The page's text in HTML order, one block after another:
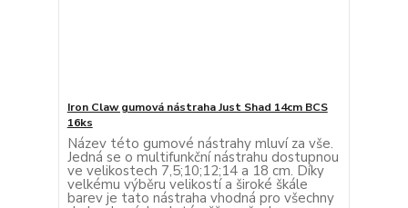
Iron Claw gumová nástraha Just Shad 14cm BCS
16ks
Název této gumové nástrahy mluví za vše.
Jedná se o multifunkční nástrahu dostupnou
ve velikostech 7,5;10;12;14 a 18 cm. Díky
velkému výběru velikostí a široké škále
barev je tato nástraha vhodná pro všechny